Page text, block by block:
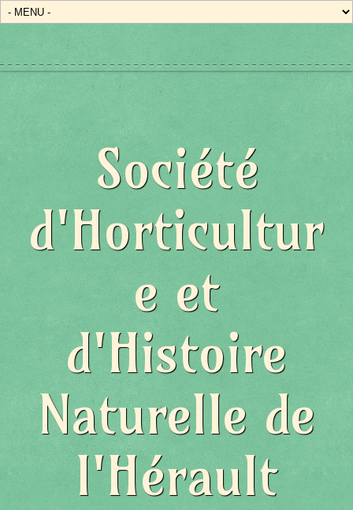
Société
d'Horticultur
e et
d'Histoire
Naturelle de
l'Hérault